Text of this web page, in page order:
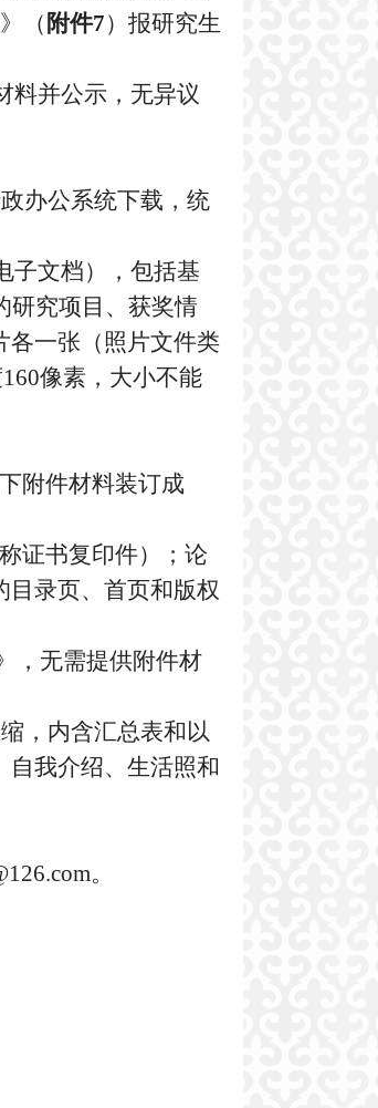
（ 附件7）报研究生
料并公示，无异议
办公系统下载，统
子文档），包括基
研究项目、获奖情
各一张（照片文件类
160像素，大小不能
附件材料装订成
证书复印件）；论
录页、首页和版权
，无需提供附件材
，内含汇总表和以
自我介绍、生活照和
。